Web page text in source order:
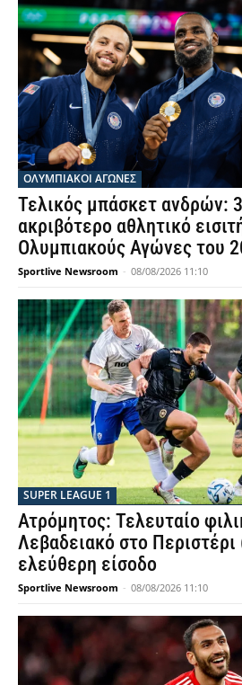
ΟΛΥΜΠΙΑΚΟΊ ΑΓΏΝΕΣ
Τελικός μπάσκετ ανδρών:
ακριβότερο αθλητικό
Ολυμπιακούς Αγώνες του
Sportlive Newsroom - 08/08/2026 11:10
SUPER LEAGUE 1
Ατρόμητος: Τελευταίο
Λεβαδειακό στο
ελεύθερη είσοδο
Sportlive Newsroom - 08/08/2026 11:10